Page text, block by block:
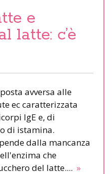
e
latte: c’è
avversa alle
ec caratterizzata
IgE e, di
di istamina.
dalla mancanza
che
del latte.... »